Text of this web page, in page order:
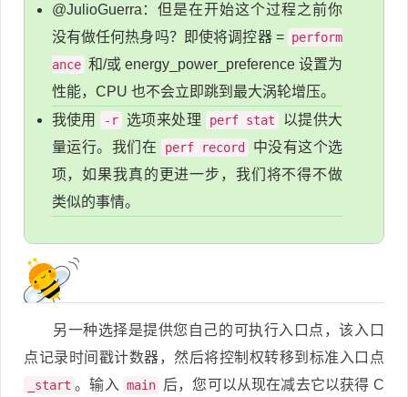
@JulioGuerra：但是在开始这个过程之前你
没有做任何热身吗？即使将调控器 = perform
ance 和/或 energy_power_preference 设置为
性能，CPU 也不会立即跳到最大涡轮增压。
我使用
-r 选项来处理 perf stat
以提供大
量运行。我们在
perf record
中没有这个选
项，如果我真的更进一步，我们将不得不做
类似的事情。
另一种选择是提供您自己的可执行入口点，该入口
点记录时间戳计数器，然后将控制权转移到标准入口点
_start 。输入 main 后，您可以从现在减去它以获得 C